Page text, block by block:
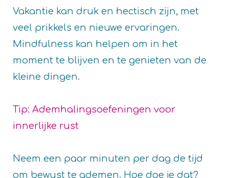
Vakantie kan druk en hectisch zijn, met
veel prikkels en nieuwe ervaringen.
Mindfulness kan helpen om in het
moment te blijven en te genieten van de
kleine dingen.
Tip: Ademhalingsoefeningen voor
innerlijke rust
Neem een paar minuten per dag de tijd
om bewust te ademen. Hoe doe je dat?